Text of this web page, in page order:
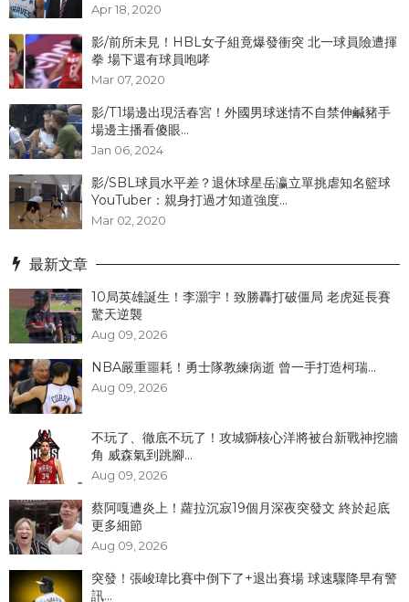
Apr 18, 2020
影/前所未見！HBL女子組竟爆發衝突 北一球員險遭揮
拳 場下還有球員咆哮
Mar 07, 2020
影/T1場邊出現活春宮！外國男球迷情不自禁伸鹹豬手
場邊主播看傻眼...
Jan 06, 2024
影/SBL球員水平差？退休球星岳瀛立單挑虐知名籃球
YouTuber：親身打過才知道強度...
Mar 02, 2020
最新文章
10局英雄誕生！李灝宇！致勝轟打破僵局 老虎延長賽
驚天逆襲
Aug 09, 2026
NBA嚴重噩耗！勇士隊教練病逝 曾一手打造柯瑞...
Aug 09, 2026
不玩了、徹底不玩了！攻城獅核心洋將被台新戰神挖牆
角 威森氣到跳腳...
Aug 09, 2026
蔡阿嘎遭炎上！蘿拉沉寂19個月深夜突發文 終於起底
更多細節
Aug 09, 2026
突發！張峻瑋比賽中倒下了+退出賽場 球速驟降早有警
訊...